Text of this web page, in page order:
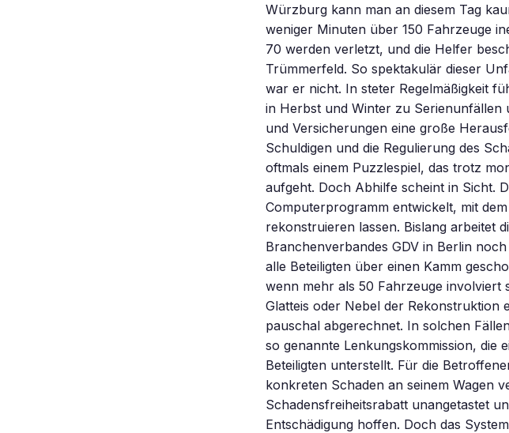
Würzburg kann man an diesem Tag
weniger Minuten über 150 Fahrzeuge
70 werden verletzt, und die Helfer
Trümmerfeld. So spektakulär dieser
war er nicht. In steter Regelmäßigkeit
in Herbst und Winter zu Serienunfällen
und Versicherungen eine große
Schuldigen und die Regulierung des
oftmals einem Puzzlespiel, das trotz
aufgeht. Doch Abhilfe scheint in Sicht.
Computerprogramm entwickelt, mit
rekonstruieren lassen. Bislang arbeitet
Branchenverbandes GDV in Berlin
alle Beteiligten über einen Kamm
wenn mehr als 50 Fahrzeuge involviert
Glatteis oder Nebel der
pauschal abgerechnet. In solchen
so genannte Lenkungskommission, die
Beteiligten unterstellt. Für die
konkreten Schaden an seinem Wagen
Schadensfreiheitsrabatt unangetastet
Entschädigung hoffen. Doch das